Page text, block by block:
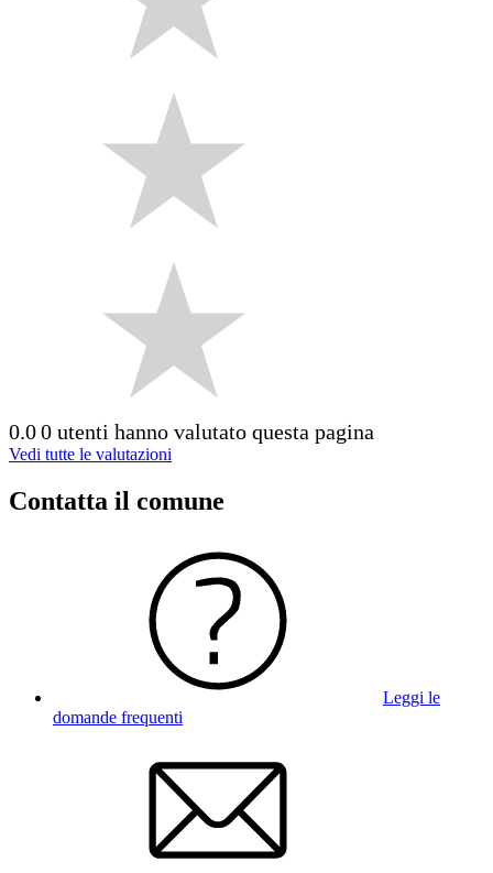
0.00 utenti hanno valutato questa pagina
Vedi tutte le valutazioni
Contatta il comune
Leggi le
domande frequenti